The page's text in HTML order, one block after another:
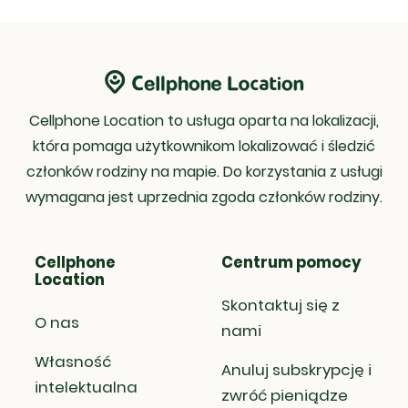
powiadamiania celu. Wystarczy
wprowadzić nazwę użytkownika lub
numer telefonu, aby rozpocząć
śledzenie.
Jeśli konto jest podejrzane,
weryfikacja jego adresu IP i lokalizacji
potwierdzić, czy jest ono prawdziwe,
czy fałszywe. Pomaga to w
identyfikacji kont sumów, oszustów i
podejrzanych działań. Chroń się,
sprawdzając autentyczność konta
Cellphone Location to usługa oparta na lokalizacji,
która pomaga użytkownikom lokalizować i śledzić
członków rodziny na mapie. Do korzystania z usługi
wymagana jest uprzednia zgoda członków rodziny.
Cellphone
Location
O nas
Własność
intelektualna
Centrum pomocy
Skontaktuj się z
nami
Anuluj subskrypcję i
zwróć pieniądze